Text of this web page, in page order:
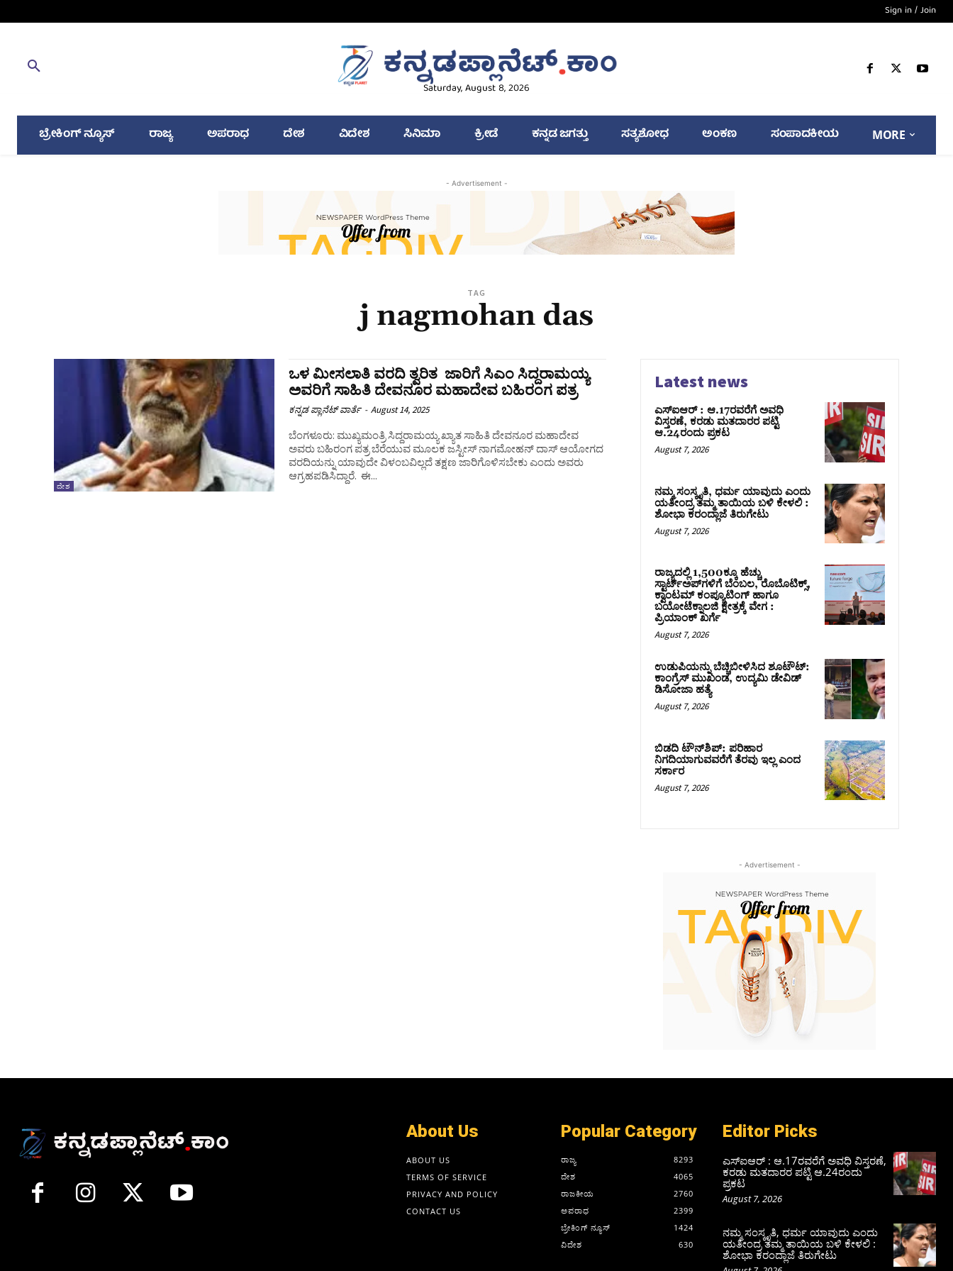
Sign in / Join
Saturday, August 8, 2026
ಬ್ರೇಕಿಂಗ್ ನ್ಯೂಸ್ ರಾಜ್ಯ ಅಪರಾಧ ದೇಶ ವಿದೇಶ ಸಿನಿಮಾ ಕ್ರೀಡೆ ಕನ್ನಡ ಜಗತ್ತು ಸತ್ಯಶೋಧ ಅಂಕಣ ಸಂಪಾದಕೀಯ MORE
- Advertisement -
TAG
j nagmohan das
ದೇಶ
ಒಳ ಮೀಸಲಾತಿ ವರದಿ ತ್ವರಿತ ಜಾರಿಗೆ ಸಿಎಂ ಸಿದ್ದರಾಮಯ್ಯ
ಅವರಿಗೆ ಸಾಹಿತಿ ದೇವನೂರ ಮಹಾದೇವ ಬಹಿರಂಗ ಪತ್ರ
ಕನ್ನಡ ಪ್ಲಾನೆಟ್ ವಾರ್ತೆ - August 14, 2025
ಬೆಂಗಳೂರು: ಮುಖ್ಯಮಂತ್ರಿ ಸಿದ್ದರಾಮಯ್ಯ ಖ್ಯಾತ ಸಾಹಿತಿ ದೇವನೂರ ಮಹಾದೇವ
ಅವರು ಬಹಿರಂಗ ಪತ್ರ ಬೆರೆಯುವ ಮೂಲಕ ಜಸ್ಟೀಸ್ ನಾಗಮೋಹನ್ ದಾಸ್ ಆಯೋಗದ
ವರದಿಯನ್ನು ಯಾವುದೇ ವಿಳಂಬವಿಲ್ಲದೆ ತಕ್ಷಣ ಜಾರಿಗೊಳಿಸಬೇಕು ಎಂದು ಅವರು
ಆಗ್ರಹಪಡಿಸಿದ್ದಾರೆ. ಈ...
Latest news
ಎಸ್‌ಐಆರ್‌ : ಆ.17ರವರೆಗೆ ಅವಧಿ
ವಿಸ್ತರಣೆ, ಕರಡು ಮತದಾರರ ಪಟ್ಟಿ
ಆ.24ರಂದು ಪ್ರಕಟ
August 7, 2026
ನಮ್ಮ ಸಂಸ್ಕೃತಿ, ಧರ್ಮ ಯಾವುದು ಎಂದು
ಯತೀಂದ್ರ ತಮ್ಮ ತಾಯಿಯ ಬಳಿ ಕೇಳಲಿ :
ಶೋಭಾ ಕರಂದ್ಲಾಜೆ ತಿರುಗೇಟು
August 7, 2026
ರಾಜ್ಯದಲ್ಲಿ 1,500ಕ್ಕೂ ಹೆಚ್ಚು
ಸ್ಟಾರ್ಟ್‌ಅಪ್‌ಗಳಿಗೆ ಬೆಂಬಲ, ರೊಬೊಟಿಕ್ಸ್,
ಕ್ವಾಂಟಮ್ ಕಂಪ್ಯೂಟಿಂಗ್ ಹಾಗೂ
ಬಯೋಟೆಕ್ನಾಲಜಿ ಕ್ಷೇತ್ರಕ್ಕೆ ವೇಗ :
ಪ್ರಿಯಾಂಕ್‌ ಖರ್ಗೆ
August 7, 2026
ಉಡುಪಿಯನ್ನು ಬೆಚ್ಚಿಬೀಳಿಸಿದ ಶೂಟೌಟ್‌:
ಕಾಂಗ್ರೆಸ್‌ ಮುಖಂಡ, ಉದ್ಯಮಿ ಡೇವಿಡ್
ಡಿಸೋಜಾ ಹತ್ಯೆ
August 7, 2026
ಬಿಡದಿ ಟೌನ್‌ಶಿಪ್‌: ಪರಿಹಾರ
ನಿಗದಿಯಾಗುವವರೆಗೆ ತೆರವು ಇಲ್ಲ ಎಂದ
ಸರ್ಕಾರ
August 7, 2026
- Advertisement -
About Us
ABOUT US
TERMS OF SERVICE
PRIVACY AND POLICY
CONTACT US
Popular Category
ರಾಜ್ಯ
8293
ದೇಶ
4065
ರಾಜಕೀಯ
2760
ಅಪರಾಧ
2399
ಬ್ರೇಕಿಂಗ್ ನ್ಯೂಸ್
1424
ವಿದೇಶ
630
Editor Picks
ಎಸ್‌ಐಆರ್‌ : ಆ.17ರವರೆಗೆ ಅವಧಿ ವಿಸ್ತರಣೆ,
ಕರಡು ಮತದಾರರ ಪಟ್ಟಿ ಆ.24ರಂದು
ಪ್ರಕಟ
August 7, 2026
ನಮ್ಮ ಸಂಸ್ಕೃತಿ, ಧರ್ಮ ಯಾವುದು ಎಂದು
ಯತೀಂದ್ರ ತಮ್ಮ ತಾಯಿಯ ಬಳಿ ಕೇಳಲಿ :
ಶೋಭಾ ಕರಂದ್ಲಾಜೆ ತಿರುಗೇಟು